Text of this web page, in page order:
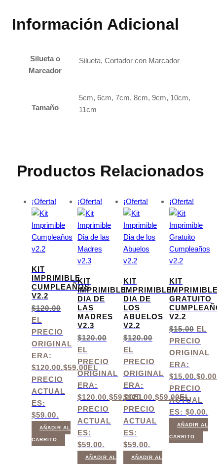
Información Adicional
Silueta o
Marcador
Silueta, Cortador con Marcador
Tamaño
5cm, 6cm, 7cm, 8cm, 9cm, 10cm,
11cm
Productos Relacionados
¡Oferta!
KIT
IMPRIMIBLE
CUMPLEAÑOS
V2.2
$120.00
EL
PRECIO
ORIGINAL
ERA:
$120.00.$59.00EL
PRECIO
ACTUAL
ES:
$59.00.
AÑADIR AL
CARRITO
¡Oferta!
KIT
IMPRIMIBLE
DIA DE
LAS
MADRES
V2.3
$120.00
EL
PRECIO
ORIGINAL
ERA:
$120.00.$59.00EL
PRECIO
ACTUAL
ES:
$59.00.
AÑADIR AL
¡Oferta!
KIT
IMPRIMIBLE
DIA DE
LOS
ABUELOS
V2.2
$120.00
EL
PRECIO
ORIGINAL
ERA:
$120.00.$59.00EL
PRECIO
ACTUAL
ES:
$59.00.
AÑADIR AL
¡Oferta!
KIT
IMPRIMIBLE
GRATUITO
V2.2
$15.00 EL
PRECIO
ORIGINAL
ERA:
$15.00.$0.00
PRECIO
ACTUAL
ES: $0.00.
AÑADIR AL
CARRITO